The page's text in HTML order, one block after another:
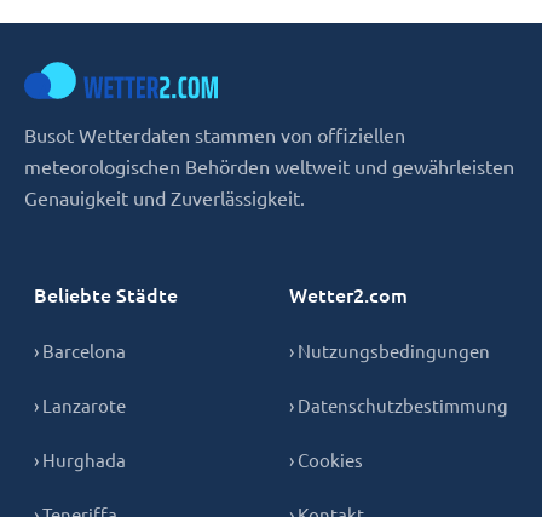
Busot Wetterdaten stammen von offiziellen
meteorologischen Behörden weltweit und gewährleisten
Genauigkeit und Zuverlässigkeit.
Beliebte Städte
› Barcelona
› Lanzarote
› Hurghada
Wetter2.com
› Nutzungsbedingungen
› Datenschutzbestimmung
› Cookies